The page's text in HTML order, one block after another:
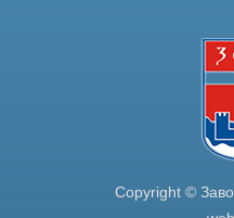
Copyright ©